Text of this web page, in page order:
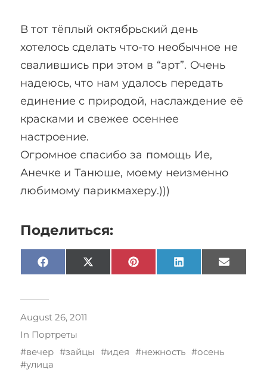
В тот тёплый октябрьский день
хотелось сделать что-то необычное не
свалившись при этом в “арт”. Очень
надеюсь, что нам удалось передать
единение с природой, наслаждение её
красками и свежее осеннее
настроение.
Огромное спасибо за помощь Ие,
Анечке и Танюше, моему неизменно
любимому парикмахеру.)))
Поделиться:
Facebook X
(Twitter)
Pinterest LinkedIn Email
August 26, 2011
In Портреты
вечер
зайцы идея нежность
осень
улица